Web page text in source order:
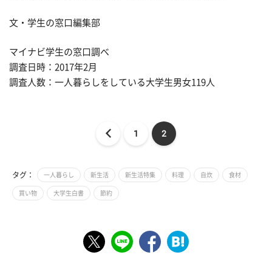
文・学生の窓口編集部
マイナビ学生の窓口調べ
調査日時：2017年2月
調査人数：一人暮らしをしている大学生男女119人
1 2
タグ： 一人暮らし 新生活 新生活特集 料理 自炊 食材
買い物 大学生白書 節約